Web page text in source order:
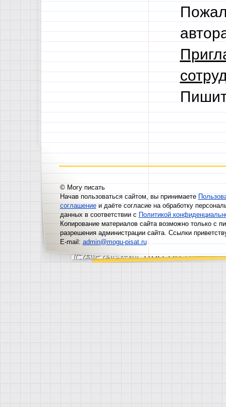
© Могу писать
Начав пользоваться сайтом, вы принимаете
соглашениеи даёте согласие на обработку
данных в соответствии сПолитикой
Копирование материалов сайта возможно только с
разрешения администрации сайта. Ссылки
E-mail:admin@mogu-pisat.ru